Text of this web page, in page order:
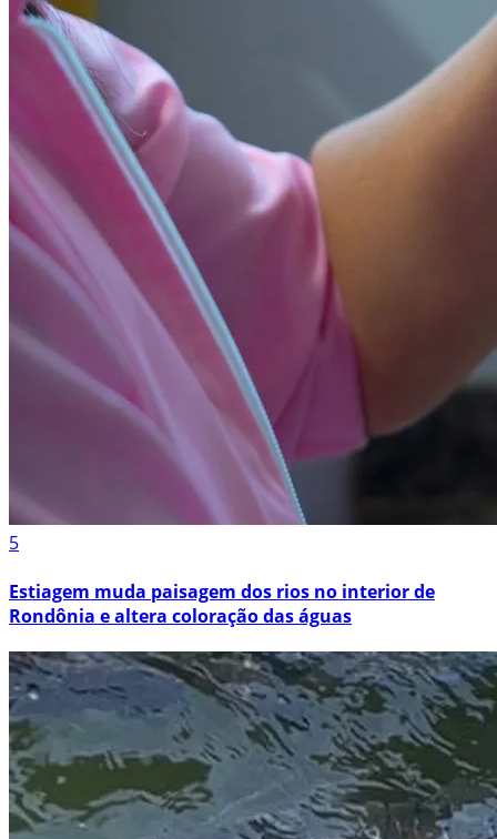
5
Estiagem muda paisagem dos rios no interior de
Rondônia e altera coloração das águas